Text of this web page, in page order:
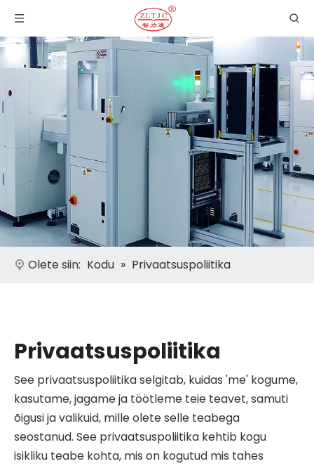
Olete siin: Kodu » Privaatsuspoliitika
Privaatsuspoliitika
See privaatsuspoliitika selgitab, kuidas 'me' kogume,
kasutame, jagame ja töötleme teie teavet, samuti
õigusi ja valikuid, mille olete selle teabega
seostanud. See privaatsuspoliitika kehtib kogu
isikliku teabe kohta, mis on kogutud mis tahes